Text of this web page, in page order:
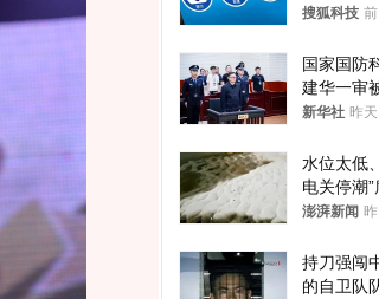
G”成为历
搜狐科技
国家国防
建华一审
新华社 昨
水位太低
电关停潮
澎湃新闻
持刀强闯
的自卫队